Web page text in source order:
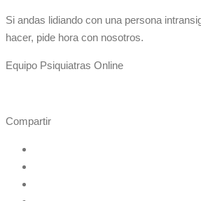
Si andas lidiando con una persona
hacer, pide hora con nosotros.
Equipo Psiquiatras Online
Compartir